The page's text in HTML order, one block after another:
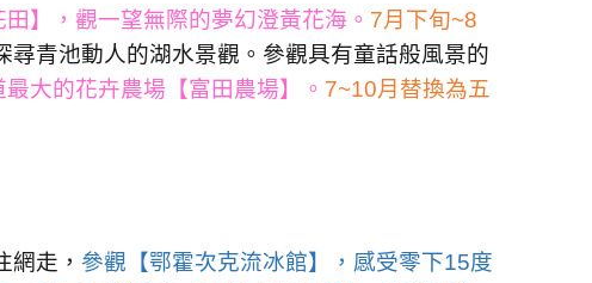
】，觀一望無際的夢幻澄黃花海。 7月下旬~8
尋青池動人的湖水景觀。參觀具有童話般風景的
大的花卉農場【富田農場】。 7~10月替換為五
走， 參觀【鄂霍次克流冰館】，感受零下15度